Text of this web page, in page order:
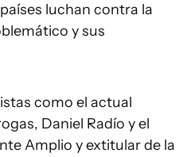
luchan contra la
y sus
como el actual
Daniel Radío y el
Amplio y extitular de la